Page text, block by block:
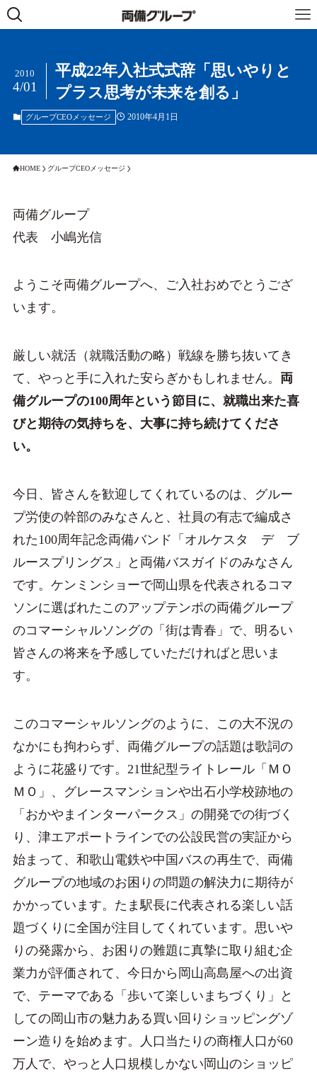
平成22年入社式式辞「思いやりと
プラス思考が未来を創る」
2010
4/01
グループCEOメッセージ 2010年4月1日
HOME グループCEOメッセージ
両備グループ
代表 小嶋光信
ようこそ両備グループへ、ご入社おめでとうござ
います。
厳しい就活（就職活動の略）戦線を勝ち抜いてき
て、やっと手に入れた安らぎかもしれません。 両
備グループの100周年という節目に、就職出来た喜
びと期待の気持ちを、大事に持ち続けてくださ
い。
今日、皆さんを歓迎してくれているのは、グルー
プ労使の幹部のみなさんと、社員の有志で編成さ
れた100周年記念両備バンド「オルケスタ デ ブ
ルースプリングス」と両備バスガイドのみなさん
です。ケンミンショーで岡山県を代表されるコマ
ソンに選ばれたこのアップテンポの両備グループ
のコマーシャルソングの「街は青春」で、明るい
皆さんの将来を予感していただければと思いま
す。
このコマーシャルソングのように、この大不況の
なかにも拘わらず、両備グループの話題は歌詞の
ように花盛りです。21世紀型ライトレール「ＭＯ
ＭＯ」、グレースマンションや出石小学校跡地の
「おかやまインターパークス」の開発での街づく
り、津エアポートラインでの公設民営の実証から
始まって、和歌山電鉄や中国バスの再生で、両備
グループの地域のお困りの問題の解決力に期待が
かかっています。たま駅長に代表される楽しい話
題づくりに全国が注目してくれています。思いや
りの発露から、お困りの難題に真摯に取り組む企
業力が評価されて、今日から岡山高島屋への出資
で、テーマである「歩いて楽しいまちづくり」と
しての岡山市の魅力ある買い回りショッピングゾ
ーン造りを始めます。人口当たりの商権人口が60
万人で、やっと人口規模しかない岡山のショッピ